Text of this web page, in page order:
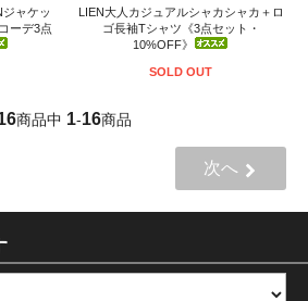
ャケッ
ーデ3点
LIEN大人カジュアルシャカシャカ＋ロ
ゴ長袖Tシャツ《3点セット・
10%OFF》
SOLD OUT
商品中 1-16商品
次へ